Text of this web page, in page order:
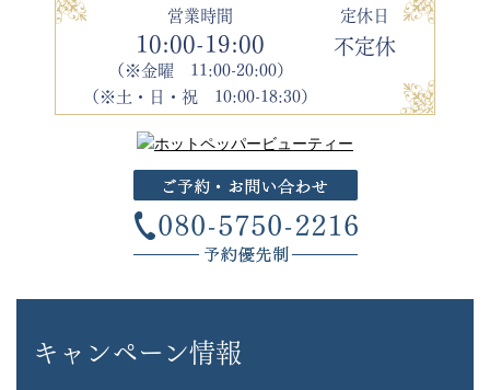
営業時間
10:00-19:00
（※金曜 11:00-20:00）
（※土・日・祝 10:00-18:30）
定休日
不定休
キャンペーン情報